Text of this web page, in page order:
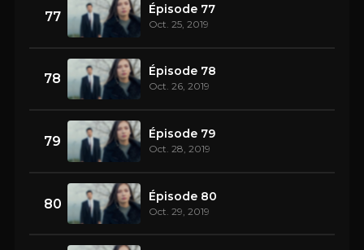
77 Épisode 77
Oct. 25, 2019
78 Épisode 78
Oct. 26, 2019
79 Épisode 79
Oct. 28, 2019
80 Épisode 80
Oct. 29, 2019